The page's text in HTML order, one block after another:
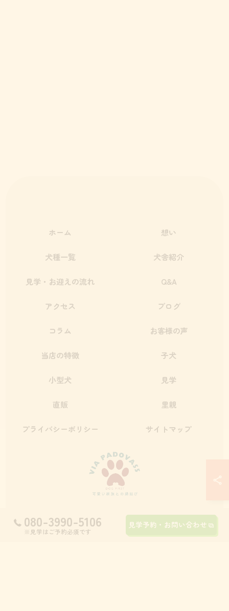
080-3990-5106
※見学はご予約必須です
見学予約・お問い合わせ
ホーム 想い
犬種一覧 犬舎紹介
見学・お迎えの流れ Q&A
アクセス ブログ
コラム お客様の声
当店の特徴 子犬
小型犬 見学
直販 里親
プライバシーポリシー サイトマップ
© 2026 九州のブリーダーならVia Padova55 ALL RIGHTS RESERVED.